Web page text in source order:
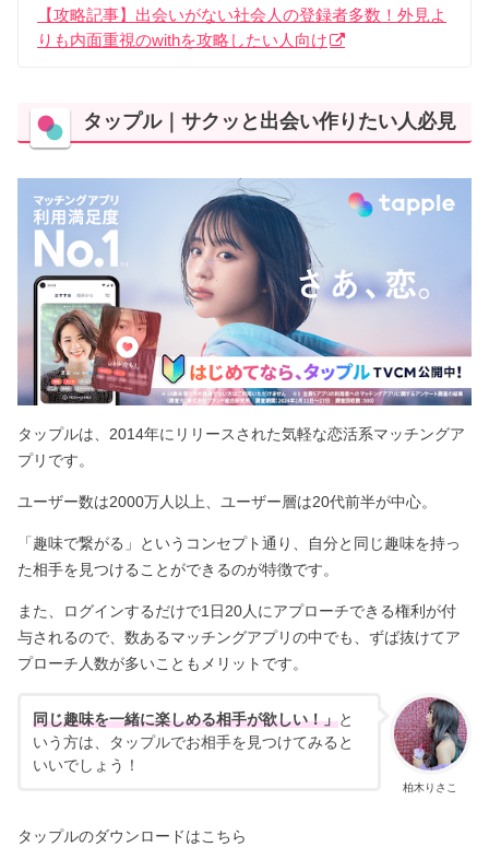
【攻略記事】出会いがない社会人の登録者多数！外見よ
りも内面重視のwithを攻略したい人向け
タップル｜サクッと出会い作りたい人必見
タップルは、2014年にリリースされた気軽な恋活系マッチングア
プリです。
ユーザー数は2000万人以上、ユーザー層は20代前半が中心。
「趣味で繋がる」というコンセプト通り、自分と同じ趣味を持っ
た相手を見つけることができるのが特徴です。
また、ログインするだけで1日20人にアプローチできる権利が付
与されるので、数あるマッチングアプリの中でも、ずば抜けてア
プローチ人数が多いこともメリットです。
柏木りさこ
同じ趣味を一緒に楽しめる相手が欲しい！」と
いう方は、タップルでお相手を見つけてみると
いいでしょう！
タップルのダウンロードはこちら